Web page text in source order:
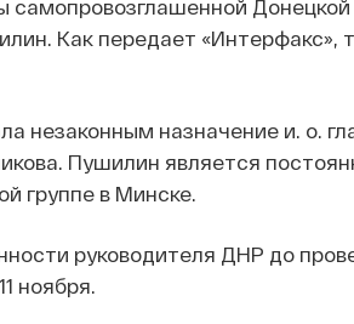
Как передает «Интерфакс»,
незаконным назначение и. о.
Пушилин является
группе в Минске.
руководителя ДНР до
ноября.